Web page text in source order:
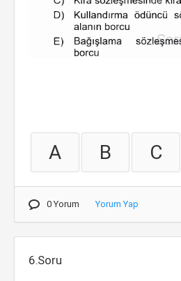
A B C
0 Yorum Yorum Yap
6.Soru